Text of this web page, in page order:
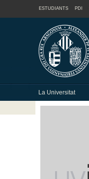
ESTUDIANTS PDI
La Universitat